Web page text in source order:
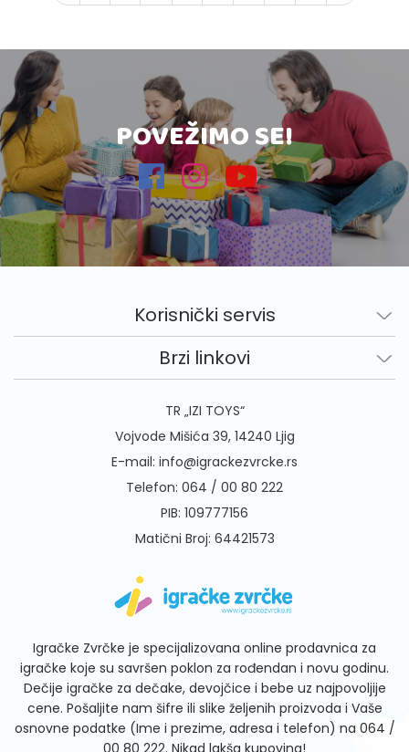
POVEŽIMO SE!
Korisnički servis
Brzi linkovi
TR „IZI TOYS“
Vojvode Mišića 39, 14240 Ljig
E-mail: info@igrackezvrcke.rs
Telefon: 064 / 00 80 222
PIB: 109777156
Matični Broj: 64421573
Igračke Zvrčke je specijalizovana online prodavnica za
igračke koje su savršen poklon za rođendan i novu godinu.
Dečije igračke za dečake, devojčice i bebe uz najpovoljije
cene. Pošaljite nam šifre ili slike željenih proizvoda i Vaše
osnovne podatke (Ime i prezime, adresa i telefon) na 064 /
00 80 222. Nikad lakša kupovina!